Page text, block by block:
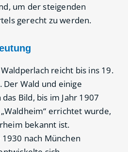
um der steigenden
gerecht zu werden.
reicht bis ins 19.
Der Wald und einige
Bild, bis im Jahr 1907
errichtet wurde,
bekannt ist.
nach München